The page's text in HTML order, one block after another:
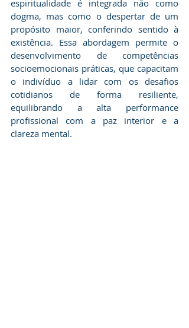
espiritualidade é integrada não como
dogma, mas como o despertar de um
propósito maior, conferindo sentido à
existência. Essa abordagem permite o
desenvolvimento de competências
socioemocionais práticas, que capacitam
o indivíduo a lidar com os desafios
cotidianos de forma resiliente,
equilibrando a alta performance
profissional com a paz interior e a
clareza mental.